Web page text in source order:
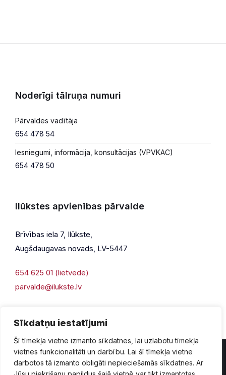
Sīkdatņu iestatījumi
Šī tīmekļa vietne izmanto sīkdatnes, lai uzlabotu tīmekļa
vietnes funkcionalitāti un darbību. Lai šī tīmekļa vietne
darbotos tā izmanto obligāti nepieciešamās sīkdatnes. Ar
Noderīgi tālruņa numuri
Pārvaldes vadītāja
654 478 54
Iesniegumi, informācija, konsultācijas (VPVKAC)
654 478 50
Ilūkstes apvienības pārvalde
Brīvības iela 7, Ilūkste,
Augšdaugavas novads, LV-5447
654 625 01 (lietvede)
parvalde@ilukste.lv